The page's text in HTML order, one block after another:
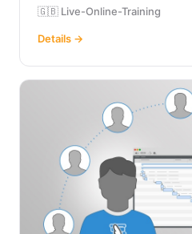
🇬🇧 Live-Online-Training
Details →